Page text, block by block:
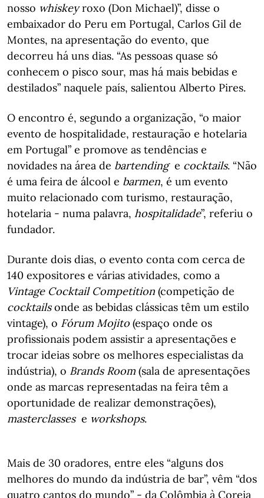
nosso whiskeyroxo (Don Michael)”, disse o
embaixador do Peru em Portugal, Carlos Gil de
Montes, na apresentação do evento, que
decorreu há uns dias. “As pessoas quase só
conhecem o pisco sour, mas há mais bebidas e
destilados” naquele país, salientou Alberto Pires.
O encontro é, segundo a organização, “o maior
evento de hospitalidade, restauração e hotelaria
em Portugal” e promove as tendências e
novidades na área de bartendinge cocktails. “Não
é uma feira de álcool e barmen, é um evento
muito relacionado com turismo, restauração,
hotelaria - numa palavra, hospitalidade”, referiu o
fundador.
Durante dois dias, o evento conta com cerca de
140 expositores e várias atividades, como a
Vintage Cocktail Competition (competição de
cocktailsonde as bebidas clássicas têm um estilo
vintage), o Fórum Mojito (espaço onde os
profissionais podem assistir a apresentações e
trocar ideias sobre os melhores especialistas da
indústria), o Brands Room (sala de apresentações
onde as marcas representadas na feira têm a
oportunidade de realizar demonstrações),
masterclassese workshops.
Mais de 30 oradores, entre eles “alguns dos
melhores do mundo da indústria de bar”, vêm “dos
quatro cantos do mundo” - da Colômbia à Coreia